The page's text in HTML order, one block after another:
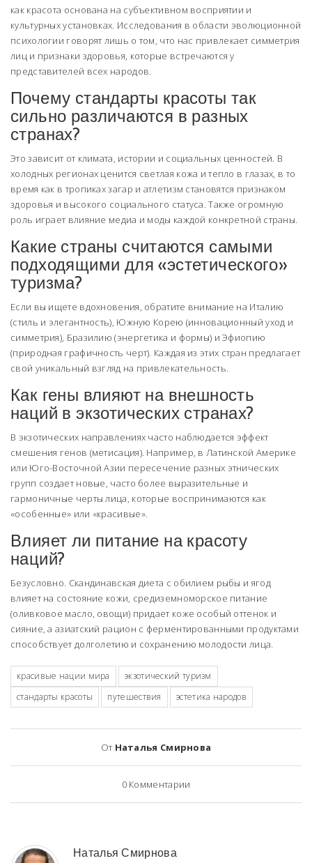
как красота основана на субъективном восприятии и
культурных установках. Исследования в области эволюционной
психологии говорят лишь о том, что нас привлекает симметрия
лиц и признаки здоровья, которые встречаются у
представителей всех народов.
Почему стандарты красоты так
сильно различаются в разных
странах?
Это зависит от климата, истории и социальных ценностей. В
холодных регионах ценится светлая кожа и тепло в глазах, в то
время как в тропиках загар и атлетизм становятся признаком
здоровья и высокого социального статуса. Также огромную
роль играет влияние медиа и моды каждой конкретной страны.
Какие страны считаются самыми
подходящими для «эстетического»
туризма?
Если вы ищете вдохновения, обратите внимание на Италию
(стиль и элегантность), Южную Корею (инновационный уход и
симметрия), Бразилию (энергетика и формы) и Эфиопию
(природная графичность черт). Каждая из этих стран предлагает
свой уникальный взгляд на привлекательность.
Как гены влияют на внешность
наций в экзотических странах?
В экзотических направлениях часто наблюдается эффект
смешения генов (метисация). Например, в Латинской Америке
или Юго-Восточной Азии пересечение разных этнических
групп создает новые, часто более выразительные и
гармоничные черты лица, которые воспринимаются как
«особенные» или «красивые».
Влияет ли питание на красоту
наций?
Безусловно. Скандинавская диета с обилием рыбы и ягод
влияет на состояние кожи, средиземноморское питание
(оливковое масло, овощи) придает коже особый оттенок и
сияние, а азиатский рацион с ферментированными продуктами
способствует долголетию и сохранению молодости лица.
красивые нации мира
экзотический туризм
стандарты красоты
путешествия эстетика народов
От Наталья Смирнова
0Комментарии
Наталья Смирнова